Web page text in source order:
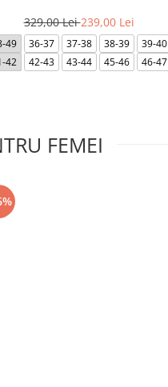
329,00 Lei239,00 Lei
49 36-37 37-38 38-39
39-40
42
42-43 43-44 45-46 46-47
FEMEI